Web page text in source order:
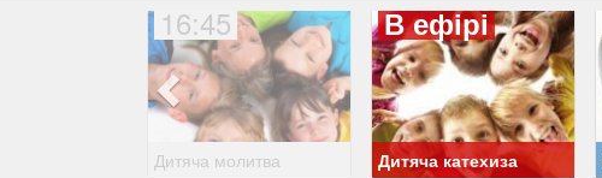
16:45
Дитяча молитва
В ефірі
Дитяча катехиза